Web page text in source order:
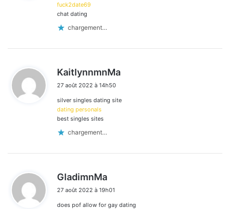
fuck2date69
chat dating
chargement…
KaitlynnmnMa
27 août 2022 à 14h50
silver singles dating site
dating personals
best singles sites
chargement…
GladimnMa
t
27 août 2022 à 19h01
does pof allow for gay dating